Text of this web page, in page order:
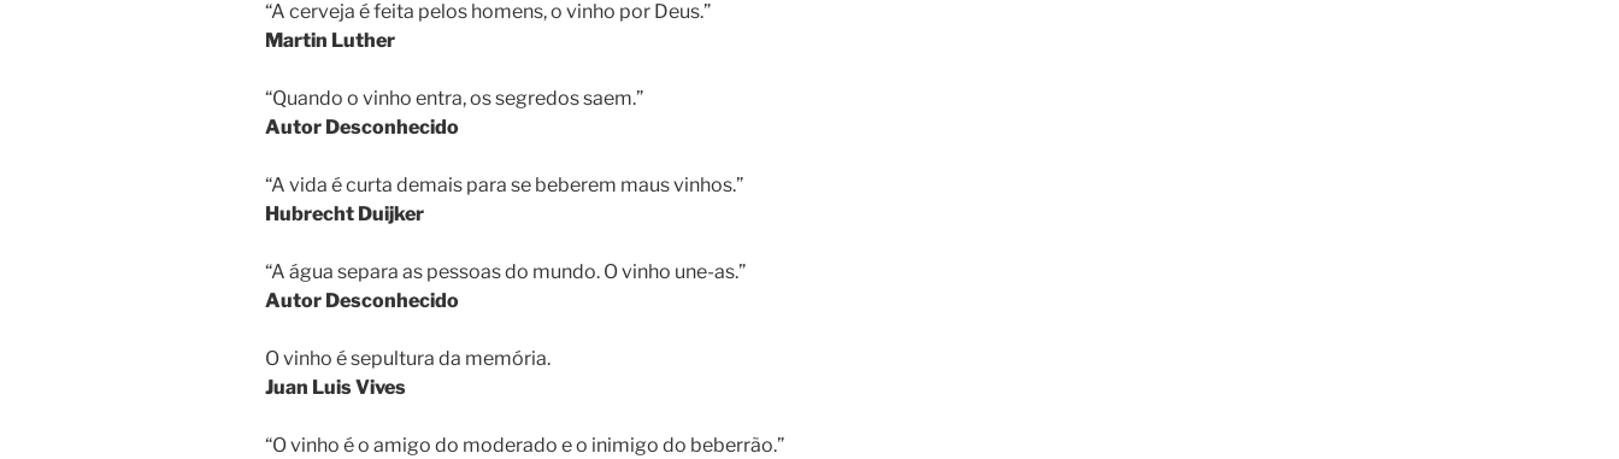
“A cerveja é feita pelos homens, o vinho por Deus.”
Martin Luther
“Quando o vinho entra, os segredos saem.”
Autor Desconhecido
“A vida é curta demais para se beberem maus vinhos.”
Hubrecht Duijker
“A água separa as pessoas do mundo. O vinho une-as.”
Autor Desconhecido
O vinho é sepultura da memória.
Juan Luis Vives
“O vinho é o amigo do moderado e o inimigo do beberrão.”